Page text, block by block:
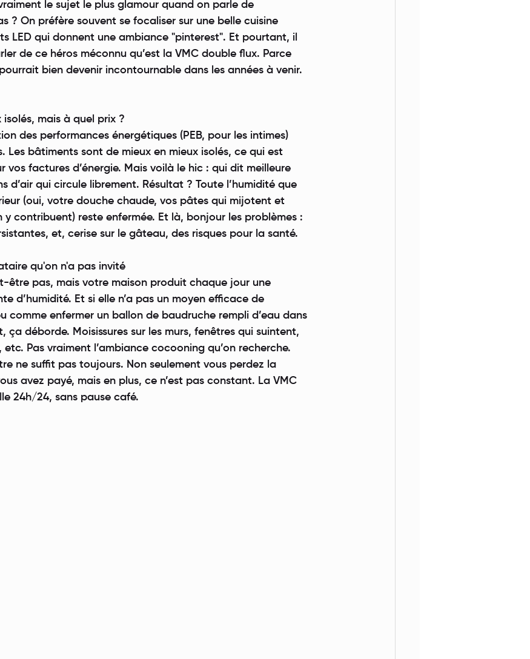
le sujet le plus glamour quand on parle de
? On préfère souvent se focaliser sur une belle cuisine
LED qui donnent une ambiance "pinterest". Et pourtant, il
de ce héros méconnu qu’est la VMC double flux. Parce
bien devenir incontournable dans les années à venir.
mais à quel prix ?
des performances énergétiques (PEB, pour les intimes)
Les bâtiments sont de mieux en mieux isolés, ce qui est
vos factures d’énergie. Mais voilà le hic : qui dit meilleure
d’air qui circule librement. Résultat ? Toute l’humidité que
(oui, votre douche chaude, vos pâtes qui mijotent et
y contribuent) reste enfermée. Et là, bonjour les problèmes :
et, cerise sur le gâteau, des risques pour la santé.
qu'on n'a pas invité
être pas, mais votre maison produit chaque jour une
d’humidité. Et si elle n’a pas un moyen efficace de
comme enfermer un ballon de baudruche rempli d’eau dans
ça déborde. Moisissures sur les murs, fenêtres qui suintent,
Pas vraiment l’ambiance cocooning qu’on recherche.
ne suffit pas toujours. Non seulement vous perdez la
avez payé, mais en plus, ce n’est pas constant. La VMC
24h/24, sans pause café.